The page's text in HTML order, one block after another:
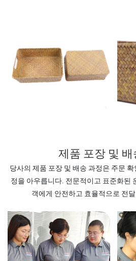
제품 포장 및
당사의 제품 포장 및 배송 과정은 주문
정을 아우릅니다. 전문적이고 표준화된
객에게 안전하고 효율적으로 전